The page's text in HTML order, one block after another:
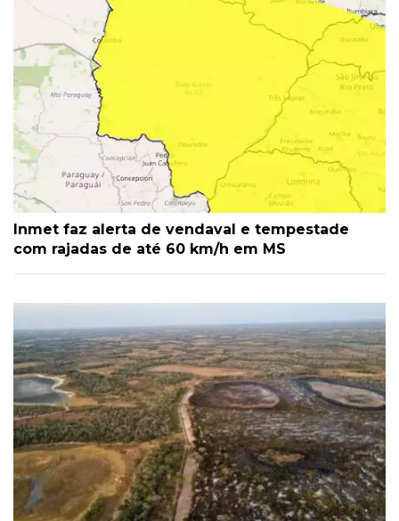
Inmet faz alerta de vendaval e tempestade
com rajadas de até 60 km/h em MS